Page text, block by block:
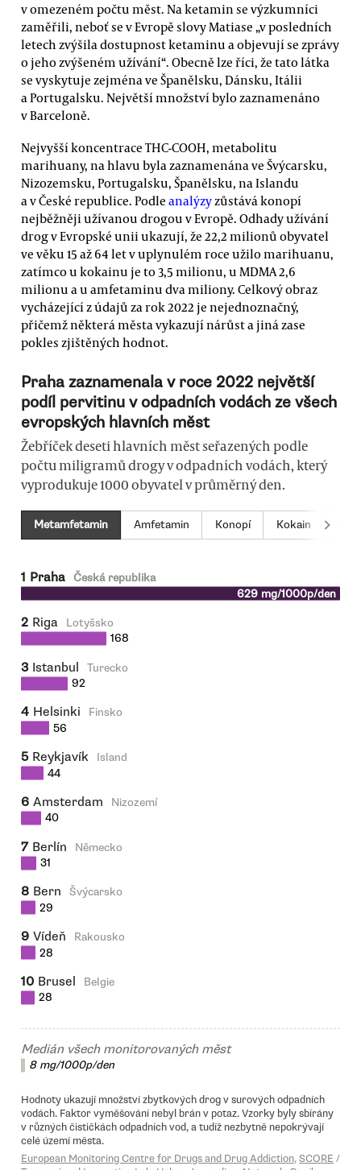
v omezeném počtu měst. Na ketamin se výzkumníci
zaměřili, neboť se v Evropě slovy Matiase „v posledních
letech zvýšila dostupnost ketaminu a objevují se zprávy
o jeho zvýšeném užívání“. Obecně lze říci, že tato látka
se vyskytuje zejména ve Španělsku, Dánsku, Itálii
a Portugalsku. Největší množství bylo zaznamenáno
v Barceloně.
Nejvyšší koncentrace THC-COOH, metabolitu
marihuany, na hlavu byla zaznamenána ve Švýcarsku,
Nizozemsku, Portugalsku, Španělsku, na Islandu
a v České republice. Podle analýzy zůstává konopí
nejběžněji užívanou drogou v Evropě. Odhady užívání
drog v Evropské unii ukazují, že 22,2 milionů obyvatel
ve věku 15 až 64 let v uplynulém roce užilo marihuanu,
zatímco u kokainu je to 3,5 milionu, u MDMA 2,6
milionu a u amfetaminu dva miliony. Celkový obraz
vycházející z údajů za rok 2022 je nejednoznačný,
přičemž některá města vykazují nárůst a jiná zase
pokles zjištěných hodnot.